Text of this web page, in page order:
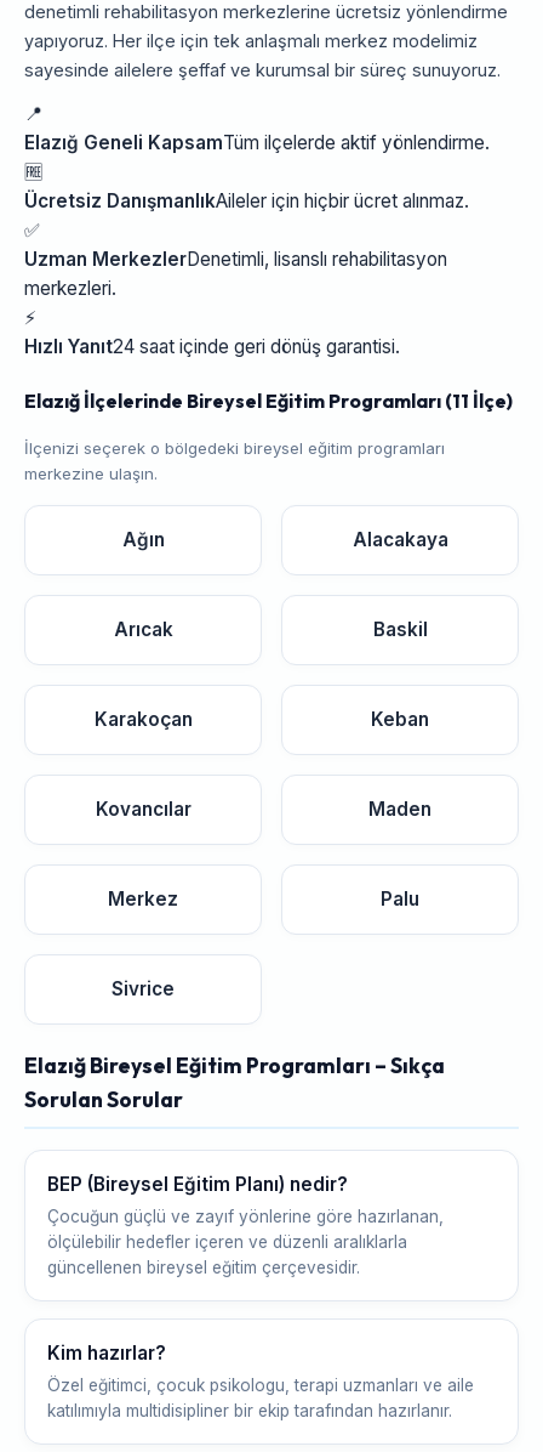
denetimli rehabilitasyon merkezlerine ücretsiz yönlendirme
yapıyoruz. Her ilçe için tek anlaşmalı merkez modelimiz
sayesinde ailelere şeffaf ve kurumsal bir süreç sunuyoruz.
📍
Elazığ Geneli KapsamTüm ilçelerde aktif yönlendirme.
🆓
Ücretsiz DanışmanlıkAileler için hiçbir ücret alınmaz.
✅
Uzman MerkezlerDenetimli, lisanslı rehabilitasyon
merkezleri.
⚡
Hızlı Yanıt24 saat içinde geri dönüş garantisi.
Elazığ İlçelerinde Bireysel Eğitim Programları (11 İlçe)
İlçenizi seçerek o bölgedeki bireysel eğitim programları
merkezine ulaşın.
Ağın Alacakaya
Arıcak Baskil
Karakoçan Keban
Kovancılar Maden
Merkez Palu
Sivrice
Elazığ Bireysel Eğitim Programları – Sıkça
Sorulan Sorular
BEP (Bireysel Eğitim Planı) nedir?
Çocuğun güçlü ve zayıf yönlerine göre hazırlanan,
ölçülebilir hedefler içeren ve düzenli aralıklarla
güncellenen bireysel eğitim çerçevesidir.
Kim hazırlar?
Özel eğitimci, çocuk psikologu, terapi uzmanları ve aile
katılımıyla multidisipliner bir ekip tarafından hazırlanır.